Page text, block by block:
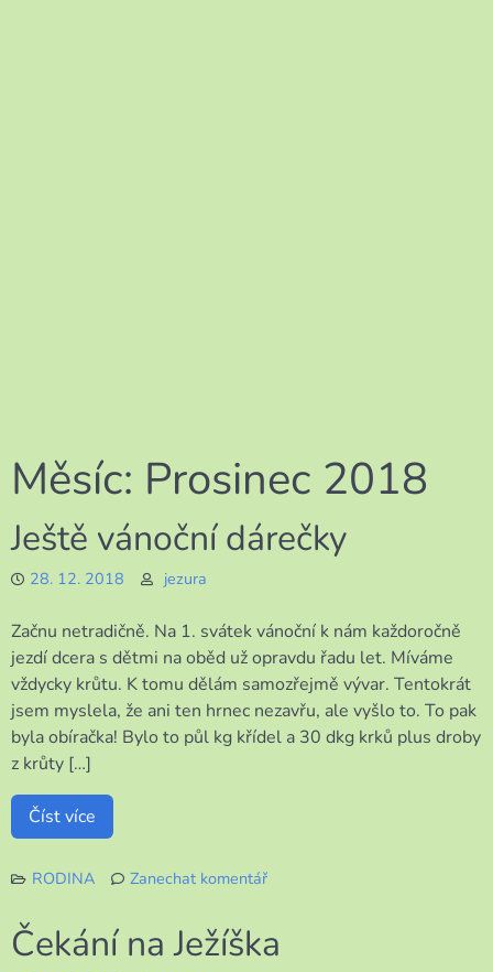
Měsíc: Prosinec 2018
Ještě vánoční dárečky
28. 12. 2018 jezura
Začnu netradičně. Na 1. svátek vánoční k nám každoročně
jezdí dcera s dětmi na oběd už opravdu řadu let. Míváme
vždycky krůtu. K tomu dělám samozřejmě vývar. Tentokrát
jsem myslela, že ani ten hrnec nezavřu, ale vyšlo to. To pak
byla obíračka! Bylo to půl kg křídel a 30 dkg krků plus droby
z krůty […]
Číst více
RODINA
Zanechat komentář
vánoční
Čekání na Ježíška